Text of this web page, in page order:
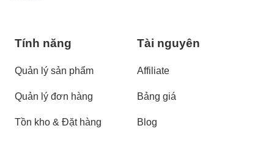
Tính năng
Quản lý sản phẩm
Quản lý đơn hàng
Tồn kho & Đặt hàng
Tài nguyên
Affiliate
Bảng giá
Blog